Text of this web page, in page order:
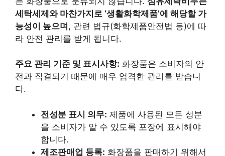
세탁세제와 마찬가지로 ‘생활화학제품’에 해당할 가
능성이 높으며, 관련 법규(화학제품안전법 등)에 따
라 안전 관리를 받게 됩니다.
주요 관리 기준 및 표시사항: 화장품은 소비자의 안
전과 직결되기 때문에 매우 엄격한 관리를 받습니
다.
전성분 표시 의무: 제품에 사용된 모든 성분
을 소비자가 알 수 있도록 포장에 표시해야
합니다.
제조판매업 등록: 화장품을 판매하기 위해서